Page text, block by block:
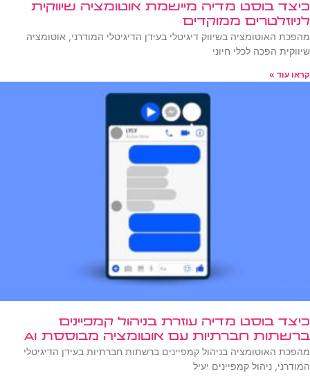
כיצד בוסט מדיה מיישמת אוטומציה שיווקית
לניוזלטרים ממוקדים
מהפכת האוטומציה בשיווק דיגיטלי בעידן הדיגיטלי המודרני, אוטומציה
שיווקית הפכה לכלי חיוני
קראו עוד »
כיצד בוסט מדיה עוזרת בניהול קמפיינים
ברשתות חברתיות עם אוטומציה מבוססת AI
מהפכת האוטומציה בניהול קמפיינים ברשתות חברתיות בעידן הדיגיטלי
המודרני, ניהול קמפיינים יעיל